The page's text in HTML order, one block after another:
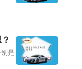
是